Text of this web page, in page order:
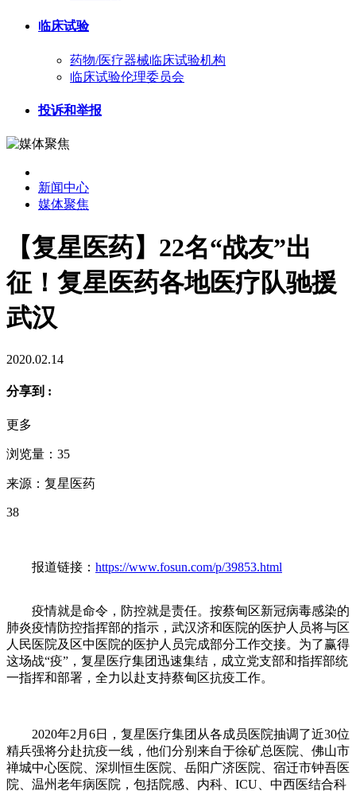
临床试验
药物/医疗器械临床试验机构
临床试验伦理委员会
投诉和举报
新闻中心
媒体聚焦
【复星医药】22名“战友”出
征！复星医药各地医疗队驰援
武汉
2020.02.14
分享到 :
更多
浏览量：35
来源：复星医药
38
报道链接： https://www.fosun.com/p/39853.html
疫情就是命令，防控就是责任。按蔡甸区新冠病毒感染的
肺炎疫情防控指挥部的指示，武汉济和医院的医护人员将与区
人民医院及区中医院的医护人员完成部分工作交接。为了赢得
这场战“疫”，复星医疗集团迅速集结，成立党支部和指挥部统
一指挥和部署，全力以赴支持蔡甸区抗疫工作。
2020年2月6日，复星医疗集团从各成员医院抽调了近30位
精兵强将分赴抗疫一线，他们分别来自于徐矿总医院、佛山市
禅城中心医院、深圳恒生医院、岳阳广济医院、宿迁市钟吾医
院、温州老年病医院，包括院感、内科、ICU、中西医结合科